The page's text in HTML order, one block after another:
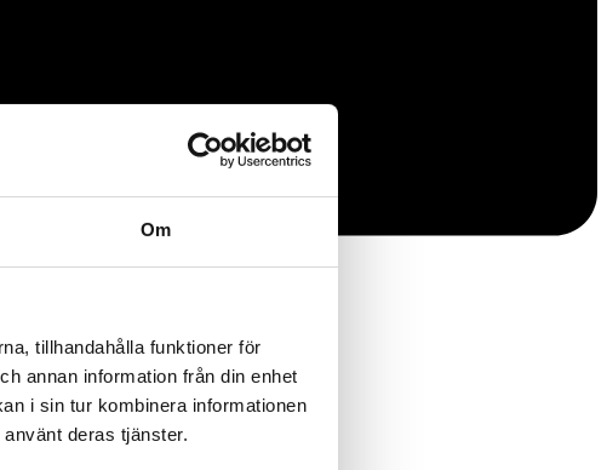
Om
tillhandahålla funktioner för
annan information från din enhet
i sin tur kombinera informationen
deras tjänster.